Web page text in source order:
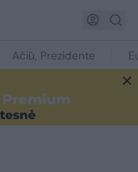
Ačiū, Prezidente